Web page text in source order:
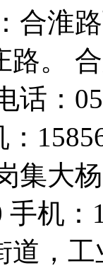
合淮
路。
话：
：
集大
手机
道，